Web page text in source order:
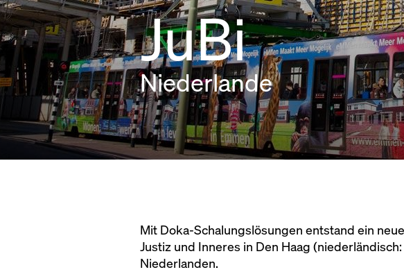
JuBi
Niederlande
Mit Doka-Schalungslösungen entstand ein
Justiz und Inneres in Den Haag
Niederlanden.